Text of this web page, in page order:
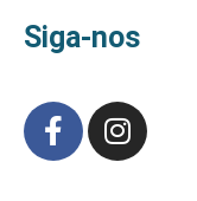
Siga-nos
F
a
I
n